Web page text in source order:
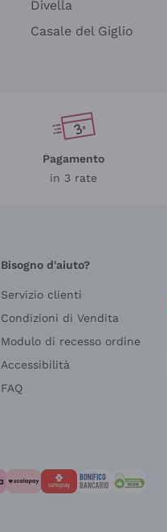
Divella
Casale del Giglio
Pagamento
in 3 rate
Bisogno d'aiuto?
Servizio clienti
Condizioni di Vendita
Modulo di recesso ordine
Accessibilità
FAQ